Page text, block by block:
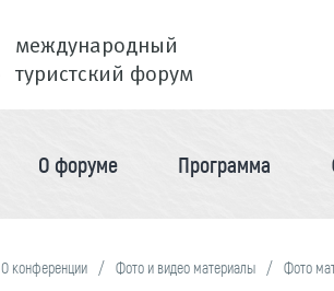
международный
туристский форум
О форуме Программа
О конференции Фото и видео материалы Фото